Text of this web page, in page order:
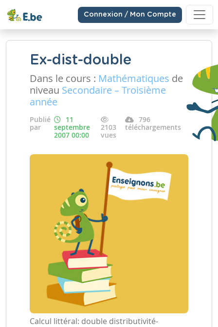
Connexion / Mon Compte
Ex-dist-double
Dans le cours : Mathématiques de
niveau Secondaire – Troisième
année
Publié
par
11
septembre
2007 00:00
2103
vues
796
téléchargements
Calcul littéral: double distributivité-